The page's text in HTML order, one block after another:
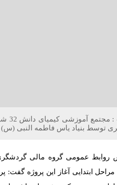
توسط بنیاد یاس فاطمه النبی
روابط عمومی گروه مالی